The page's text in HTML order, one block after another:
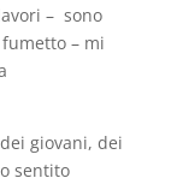
– sono
– mi
giovani, dei
sentito